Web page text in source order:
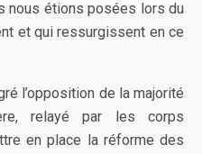
nous étions posées lors du
et qui ressurgissent en ce
l’opposition de la majorité
relayé par les corps
en place la réforme des